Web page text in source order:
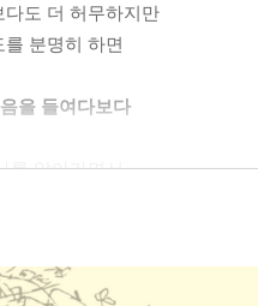
도 더 허무하지만
분명히 하면
을 들여다보다
를 알아가면서
다는 것
만드는 물음